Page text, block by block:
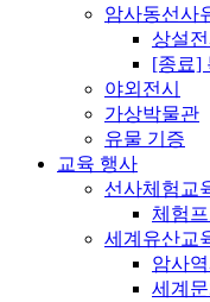
암사동선사
상설
[종료]
야외전시
가상박물관
유물 기증
교육 행사
선사체험교
체험
세계유산교
암사
세계